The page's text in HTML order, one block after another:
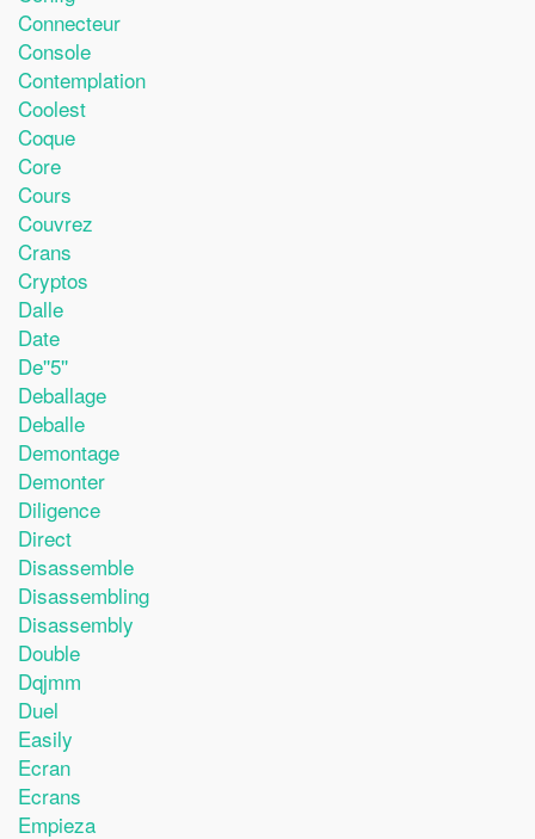
Connecteur
Console
Contemplation
Coolest
Coque
Core
Cours
Couvrez
Crans
Cryptos
Dalle
Date
De''5''
Deballage
Deballe
Demontage
Demonter
Diligence
Direct
Disassemble
Disassembling
Disassembly
Double
Dqjmm
Duel
Easily
Ecran
Ecrans
Empieza